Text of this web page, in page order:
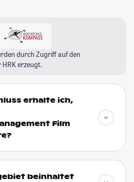
durch Zugriff auf den
HRK erzeugt.
erhalte ich,
Film
beinhaltet